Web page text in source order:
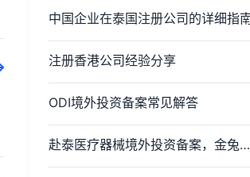
中国企业在泰国注册公司的详细指
注册香港公司经验分享
ODI境外投资备案常见解答
赴泰医疗器械境外投资备案，金兔国际全链路ODI备案代办指南